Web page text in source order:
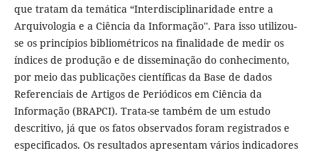
que tratam da temática “Interdisciplinaridade entre a
Arquivologia e a Ciência da Informação''. Para isso utilizou-
se os princípios bibliométricos na finalidade de medir os
índices de produção e de disseminação do conhecimento,
por meio das publicações científicas da Base de dados
Referenciais de Artigos de Periódicos em Ciência da
Informação (BRAPCI). Trata-se também de um estudo
descritivo, já que os fatos observados foram registrados e
especificados. Os resultados apresentam vários indicadores